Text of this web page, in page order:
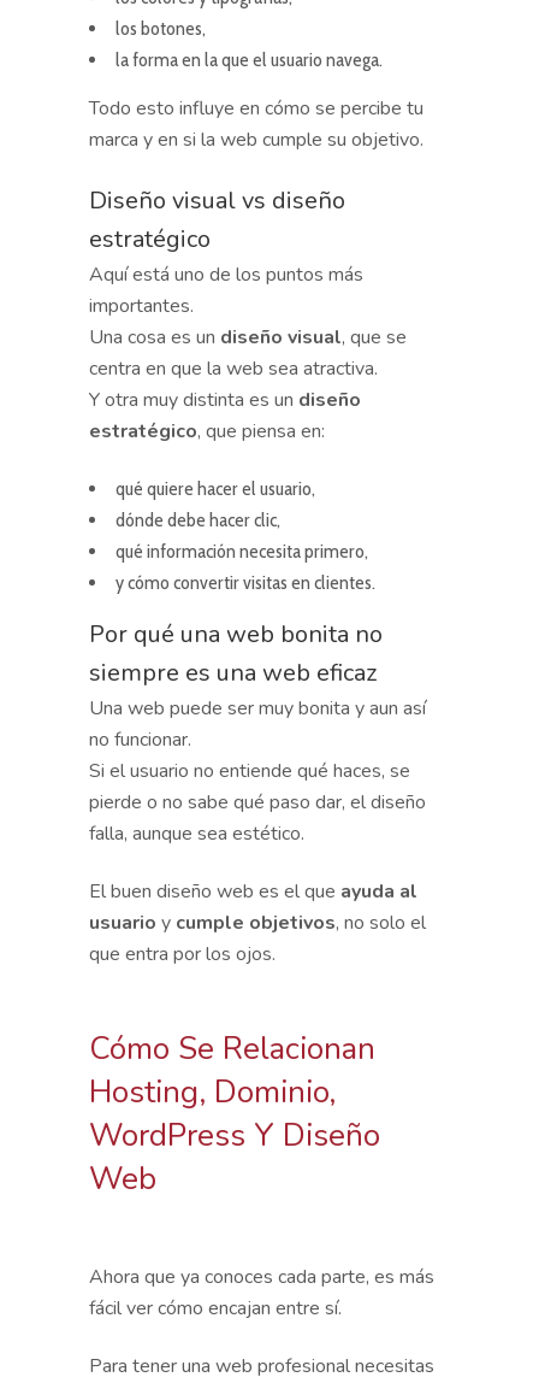
los botones,
la forma en la que el usuario navega.
Todo esto influye en cómo se percibe tu
marca y en si la web cumple su objetivo.
Diseño visual vs diseño
estratégico
Aquí está uno de los puntos más
importantes.
Una cosa es un diseño visual, que se
centra en que la web sea atractiva.
Y otra muy distinta es un diseño
estratégico, que piensa en:
qué quiere hacer el usuario,
dónde debe hacer clic,
qué información necesita primero,
y cómo convertir visitas en clientes.
Por qué una web bonita no
siempre es una web eficaz
Una web puede ser muy bonita y aun así
no funcionar.
Si el usuario no entiende qué haces, se
pierde o no sabe qué paso dar, el diseño
falla, aunque sea estético.
El buen diseño web es el que ayuda al
usuario y cumple objetivos, no solo el
que entra por los ojos.
Cómo Se Relacionan
Hosting, Dominio,
WordPress Y Diseño
Web
Ahora que ya conoces cada parte, es más
fácil ver cómo encajan entre sí.
Para tener una web profesional necesitas